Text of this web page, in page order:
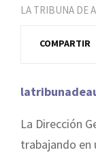
LA TRIBUNA DE
COMPARTIR
La Dirección
trabajando en